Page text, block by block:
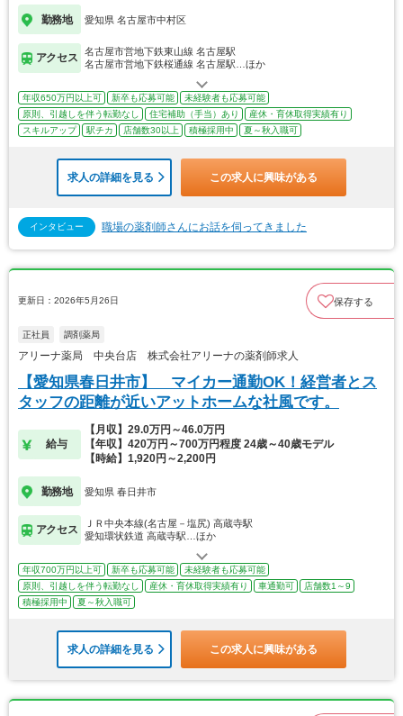
勤務地 愛知県 名古屋市中村区
アクセス
名古屋市営地下鉄東山線 名古屋駅
名古屋市営地下鉄桜通線 名古屋駅…ほか
年収650万円以上可 新卒も応募可能
未経験者も応募可能
原則、引越しを伴う転勤なし
住宅補助（手当）あり
産休・育休取得実績有り
スキルアップ
駅チカ 店舗数30以上 積極採用中 夏～秋入職可
求人の詳細を見る この求人に興味がある
インタビュー 職場の薬剤師さんにお話を伺ってきました
更新日：2026年5月26日 保存する
正社員 調剤薬局
アリーナ薬局 中央台店 株式会社アリーナの薬剤師求人
【愛知県春日井市】 マイカー通勤OK！経営者とス
タッフの距離が近いアットホームな社風です。
給与
【月収】29.0万円～46.0万円
【年収】420万円～700万円程度 24歳～40歳モデル
【時給】1,920円～2,200円
勤務地 愛知県 春日井市
アクセス
ＪＲ中央本線(名古屋－塩尻) 高蔵寺駅
愛知環状鉄道 高蔵寺駅…ほか
年収700万円以上可 新卒も応募可能
未経験者も応募可能
原則、引越しを伴う転勤なし
産休・育休取得実績有り 車通勤可
店舗数1～9
積極採用中
夏～秋入職可
求人の詳細を見る この求人に興味がある